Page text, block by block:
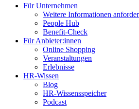
Für Unternehmen
Weitere Informationen
People Hub
Benefit-Check
Für Anbieter:innen
Online Shopping
Veranstaltungen
Erlebnisse
HR-Wissen
Blog
HR-Wissensspeicher
Podcast